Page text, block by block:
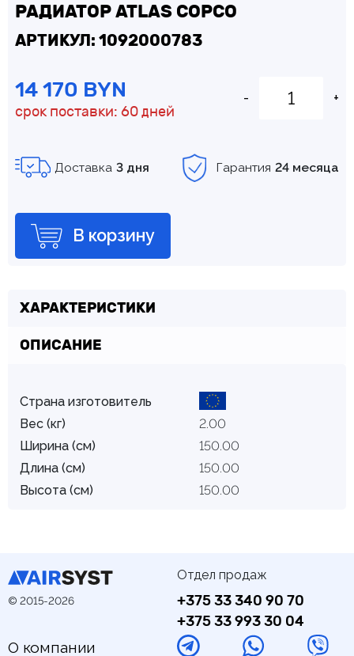
РАДИАТОР ATLAS COPCO
АРТИКУЛ: 1092000783
14 170 BYN
срок поставки: 60 дней
- +
Доставка 3 дня Гарантия 24 месяца
В корзину
ХАРАКТЕРИСТИКИ
ОПИСАНИЕ
Страна изготовитель
Вес (кг)
2.00
Ширина (см)
150.00
Длина (см)
150.00
Высота (см)
150.00
© 2015-2026
О компании
Отдел продаж
+375 33 340 90 70
+375 33 993 30 04